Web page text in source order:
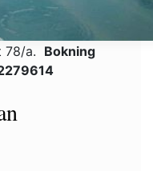
78/a. Bokning